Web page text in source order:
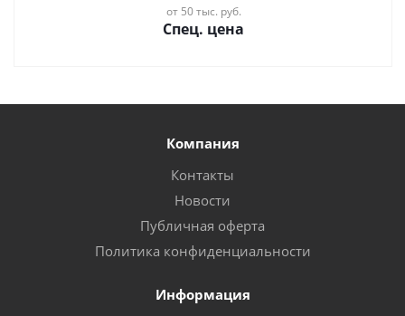
от 50 тыс. руб.
Спец. цена
Компания
Контакты
Новости
Публичная оферта
Политика конфиденциальности
Информация